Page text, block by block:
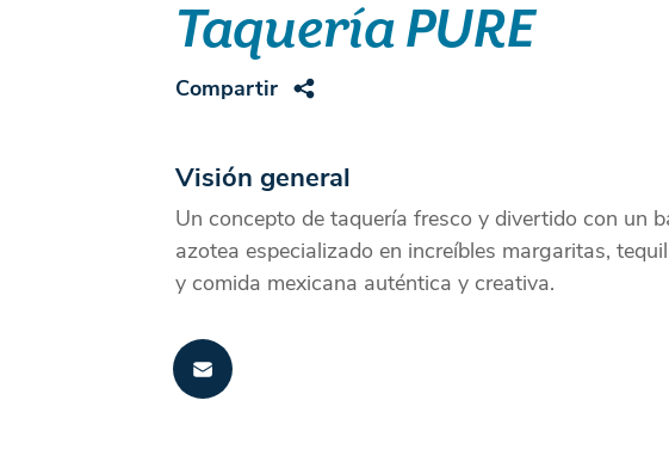
Taquería PURE
Compartir
Visión general
Un concepto de taquería fresco y divertido con un
azotea especializado en increíbles margaritas,
y comida mexicana auténtica y creativa.